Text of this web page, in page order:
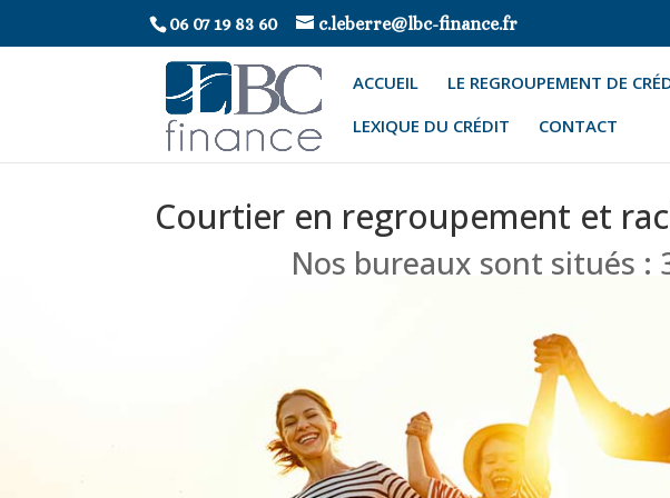
06 07 19 83 60 c.leberre@lbc-finance.fr
ACCUEIL LE REGROUPEMENT DE
LEXIQUE DU CRÉDIT
CONTACT
ACCUEIL LE REGROUPEMENT DE CRÉDITS
Courtier en regroupement et
Nos bureaux sont situés :